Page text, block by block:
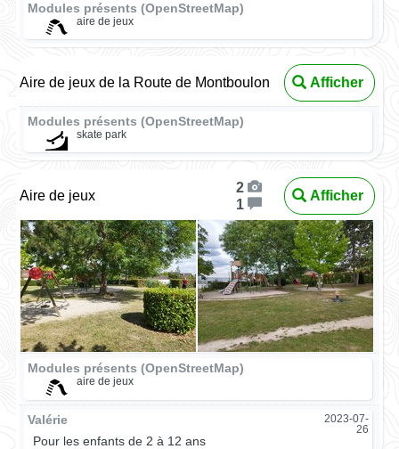
Modules présents (OpenStreetMap)
aire de jeux
Aire de jeux de la Route de Montboulon Afficher
Modules présents (OpenStreetMap)
skate park
Aire de jeux
2
1
Afficher
Modules présents (OpenStreetMap)
aire de jeux
Valérie
2023-07-
26
Pour les enfants de 2 à 12 ans